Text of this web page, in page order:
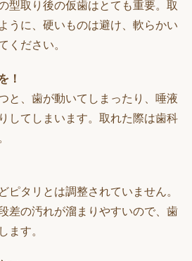
型取り後の仮歯はとても重要。取
うに、硬いものは避け、軟らかい
ください。
！
と、歯が動いてしまったり、唾液
してしまいます。取れた際は歯科
ピタリとは調整されていません。
差の汚れが溜まりやすいので、歯
ます。